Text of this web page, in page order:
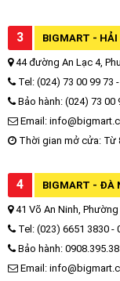
3 BIGMART - HẢI
44 đường An Lạc 4,
Tel: (024) 73 00 99 73
Bảo hành: (024) 73 00
Email:
Thời gian mở cửa: Từ
4 BIGMART - ĐÀ
41 Võ An Ninh,
Tel: (023) 6651 3830 -
Bảo hành:
Email: